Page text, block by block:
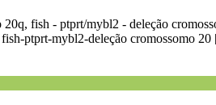
fish - ptprt/mybl2 - deleção
ptprt-mybl2-deleção cromossomo